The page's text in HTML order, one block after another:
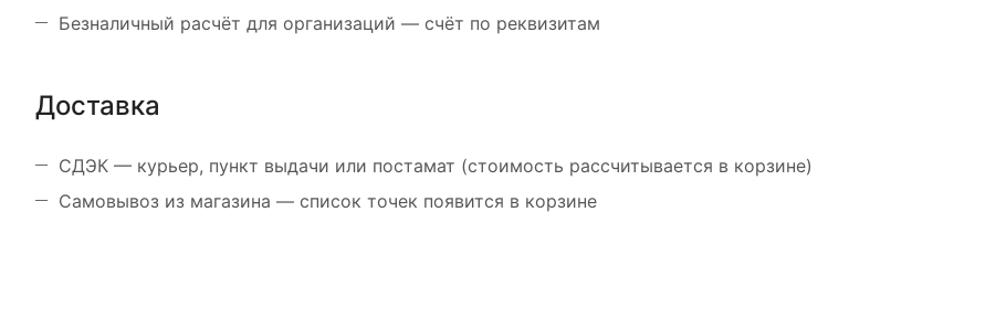
Безналичный расчёт для организаций — счёт по реквизитам
Доставка
СДЭК — курьер, пункт выдачи или постамат (стоимость рассчитывается в корзине)
Самовывоз из магазина — список точек появится в корзине